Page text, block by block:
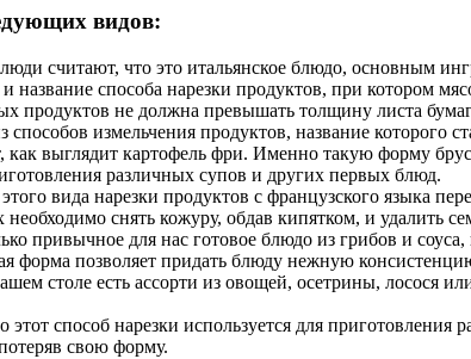
видов:
считают, что это итальянское блюдо, основным
название способа нарезки продуктов, при котором
продуктов не должна превышать толщину листа
способов измельчения продуктов, название которого
как выглядит картофель фри. Именно такую форму
различных супов и других первых блюд.
вида нарезки продуктов с французского языка
снять кожуру, обдав кипятком, и удалить
привычное для нас готовое блюдо из грибов и
форма позволяет придать блюду нежную
столе есть ассорти из овощей, осетрины, лосося
этот способ нарезки используется для
свою форму.